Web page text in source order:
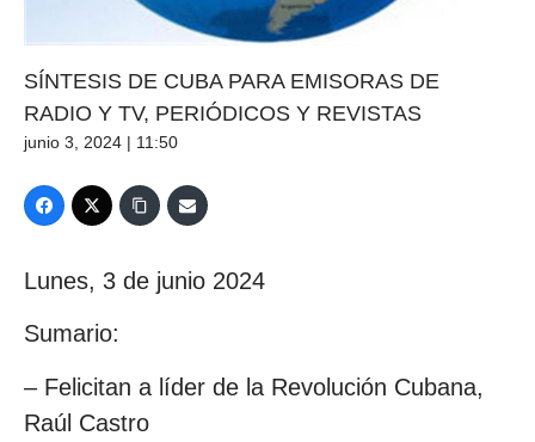
SÍNTESIS DE CUBA PARA EMISORAS DE
RADIO Y TV, PERIÓDICOS Y REVISTAS
junio 3, 2024 | 11:50
Lunes, 3 de junio 2024
Sumario:
– Felicitan a líder de la Revolución Cubana,
Raúl Castro